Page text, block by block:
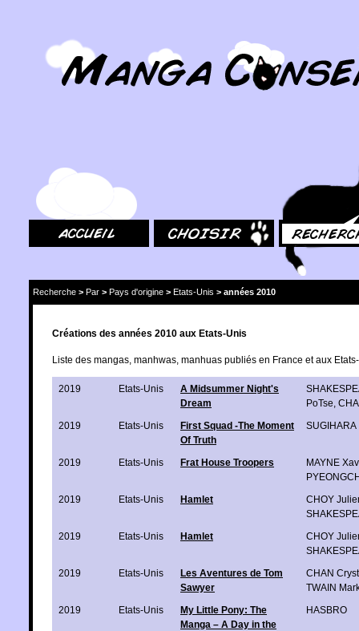
Recherche > Par > Pays d'origine > Etats-Unis > années 2010
Créations des années 2010 aux Etats-Unis
Liste des mangas, manhwas, manhuas publiés en France et aux
2019 Etats-Unis
A Midsummer Night's
Dream
PoTse
2019
Etats-Unis
First Squad -The Moment
Of Truth
SUGIHARA
2019 Etats-Unis Frat House Troopers
MAYNE
2019
Etats-Unis Hamlet
CHOY
2019
Etats-Unis Hamlet
CHOY
2019
Etats-Unis
Les Aventures de Tom
Sawyer
CHAN
TWAIN
2019
Etats-Unis
My Little Pony: The
Manga – A Day in the
HASBRO